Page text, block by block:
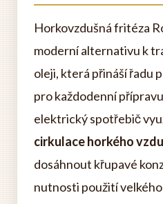
Horkovzdušná fritéza
moderní alternativu k
oleji, která přináší řadu
pro každodenní
elektrický spotřebič
cirkulace horkého
dosáhnout křupavé
nutnosti použití